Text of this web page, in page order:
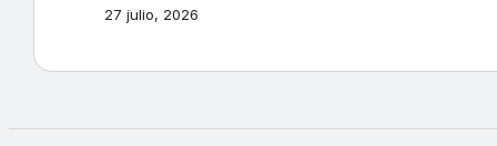
27 julio, 2026